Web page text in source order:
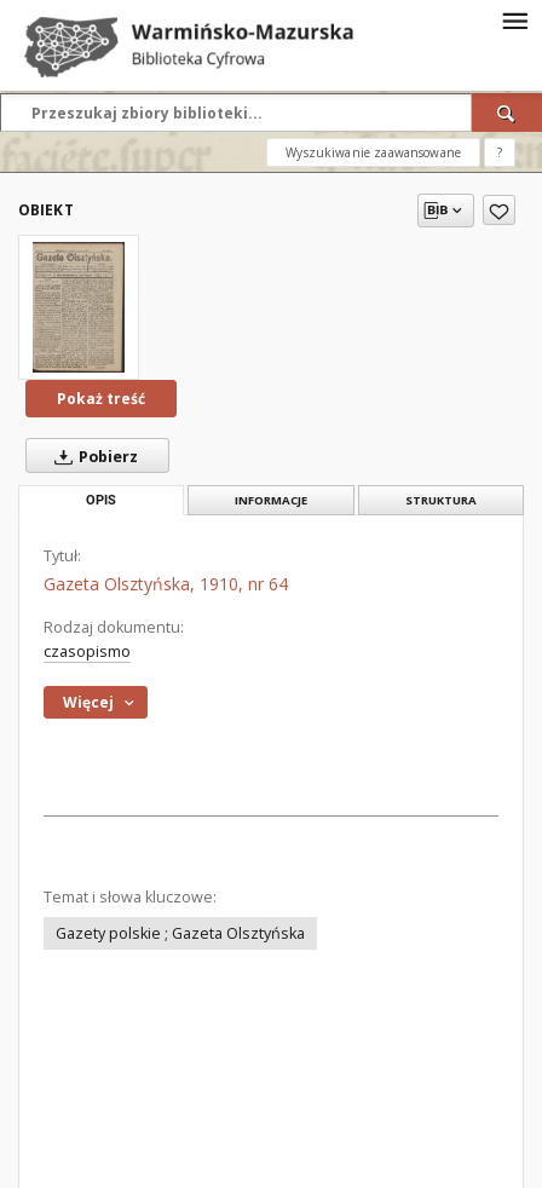
Wyszukiwanie zaawansowane ?
OBIEKT
Pokaż treść
Pobierz
OPIS INFORMACJE STRUKTURA
Tytuł:
Gazeta Olsztyńska, 1910, nr 64
Rodzaj dokumentu:
czasopismo
Więcej
Temat i słowa kluczowe:
Gazety polskie ; Gazeta Olsztyńska